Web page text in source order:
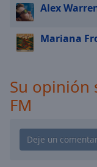
dialog
window.
Escape
close
the
Alex
Mariana
Su opinión
FM